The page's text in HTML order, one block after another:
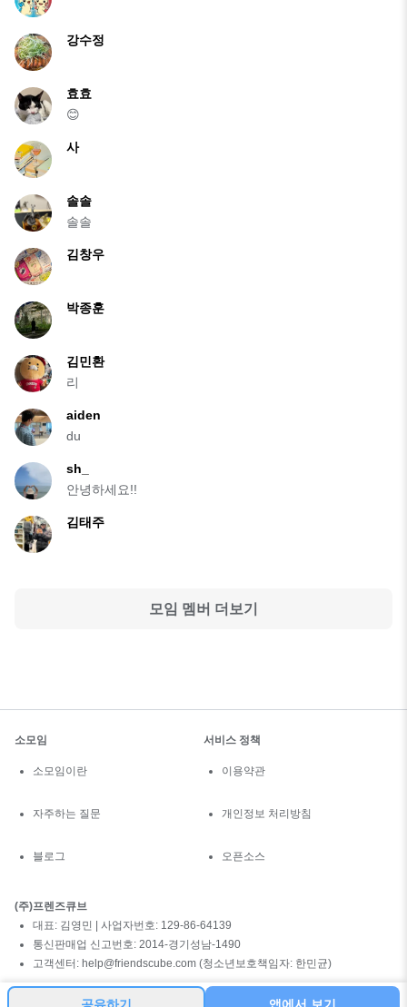
강수정
효효
😊
사
솔솔
솔솔
김창우
박종훈
김민환
리
aiden
du
sh_
안녕하세요!!
김태주
모임 멤버 더보기
소모임
소모임이란
자주하는 질문
블로그
서비스 정책
이용약관
개인정보 처리방침
오픈소스
(주)프렌즈큐브
대표: 김영민 | 사업자번호: 129-86-64139
통신판매업 신고번호: 2014-경기성남-1490
고객센터: help@friendscube.com (청소년보호책임자: 한민균)